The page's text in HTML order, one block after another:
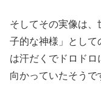
そしてその実像は
子的な神様」として
は汗だくでドロドロ
向かっていたそうで